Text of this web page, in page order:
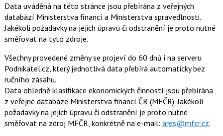
Data uváděná na této stránce jsou přebírána z veřejných
databází Ministerstva financí a Ministerstva spravedlnosti.
Jakékoli požadavky na jejich úpravu či odstranění je proto nutné
směřovat na tyto zdroje.
Všechny provedené změny se projeví do 60 dnů i na serveru
Podnikatel.cz, který jednotlivá data přebírá automaticky bez
ručního zásahu.
Data ohledně klasifikace ekonomických činností jsou přebírána
z veřejné databáze Ministerstva financí ČR (MFČR). Jakékoli
požadavky na jejich úpravu či odstranění je proto nutné
směřovat na zdroj MFČR, konkrétně na e-mail: ares@mfcr.cz.